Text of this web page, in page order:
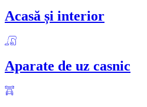
Acasă și interior
Aparate de uz casnic